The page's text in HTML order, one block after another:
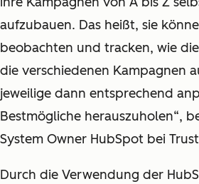
aufzubauen. Das heißt, sie
beobachten und tracken, wie
die verschiedenen Kampagnen
jeweilige dann entsprechend
Bestmögliche herauszuholen“,
System Owner HubSpot bei
Durch die Verwendung der